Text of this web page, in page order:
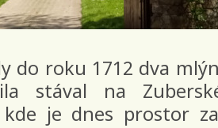
do roku 1712 dva
stával na
je dnes prostor